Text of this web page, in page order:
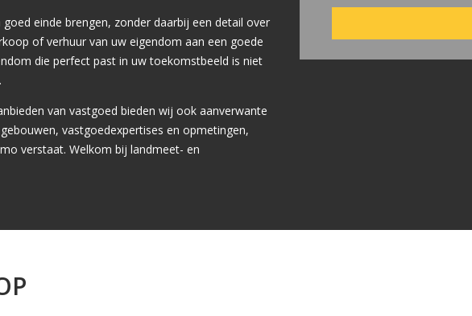
einde brengen, zonder daarbij een detail over
of verhuur van uw eigendom aan een goede
die perfect past in uw toekomstbeeld is niet
van vastgoed bieden wij ook aanverwante
vastgoedexpertises en opmetingen,
verstaat. Welkom bij landmeet- en